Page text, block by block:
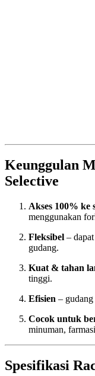
Keunggulan
Selective
Akses 100% ke
menggunakan
Fleksibel –
gudang.
Kuat & tahan
tinggi.
Efisien –
Cocok untuk
minuman,
Spesifikasi